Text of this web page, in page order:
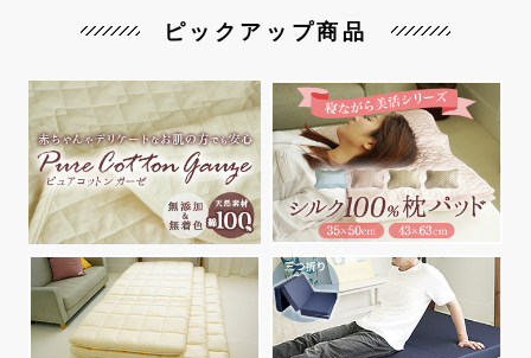
ピックアップ商品